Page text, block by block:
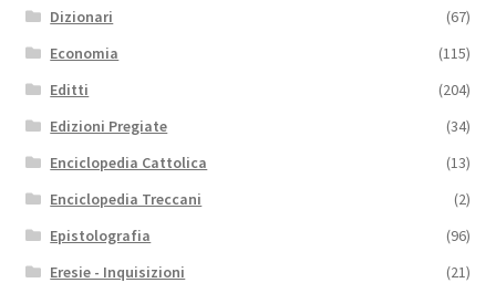
Dizionari
(67)
Economia
(115)
Editti
(204)
Edizioni Pregiate
(34)
Enciclopedia Cattolica
(13)
Enciclopedia Treccani
(2)
Epistolografia
(96)
Eresie - Inquisizioni
(21)